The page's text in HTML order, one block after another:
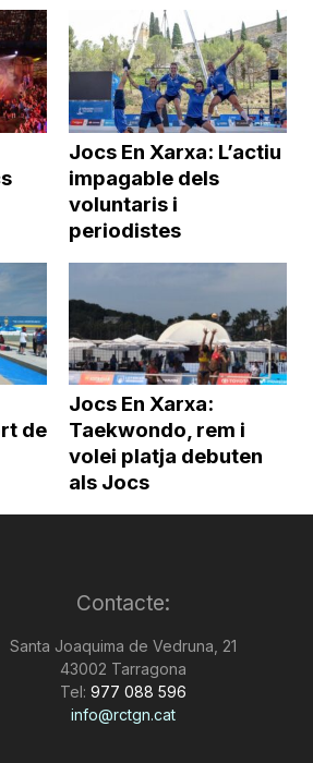
Jocs En Xarxa: L’actiu
impagable dels
voluntaris i
periodistes
de
Jocs En Xarxa:
Taekwondo, rem i
volei platja debuten
als Jocs
Contacte:
Santa Joaquima de Vedruna, 21
43002 Tarragona
Tel: 977 088 596
info@rctgn.cat